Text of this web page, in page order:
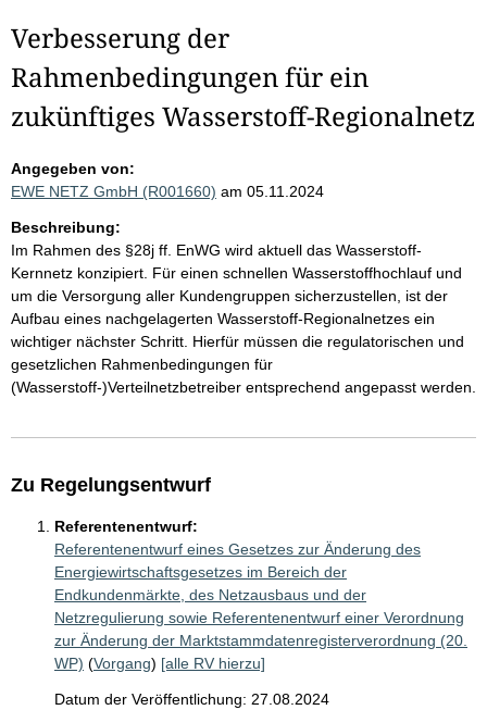
Verbesserung der
Rahmenbedingungen für ein
zukünftiges Wasserstoff-Regionalnetz
Angegeben von:
EWE NETZ GmbH (R001660) am 05.11.2024
Beschreibung:
Im Rahmen des §28j ff. EnWG wird aktuell das Wasserstoff-
Kernnetz konzipiert. Für einen schnellen Wasserstoffhochlauf und
um die Versorgung aller Kundengruppen sicherzustellen, ist der
Aufbau eines nachgelagerten Wasserstoff-Regionalnetzes ein
wichtiger nächster Schritt. Hierfür müssen die regulatorischen und
gesetzlichen Rahmenbedingungen für
(Wasserstoff-)Verteilnetzbetreiber entsprechend angepasst werden.
Zu Regelungsentwurf
Referentenentwurf:
Referentenentwurf eines Gesetzes zur Änderung des
Energiewirtschaftsgesetzes im Bereich der
Endkundenmärkte, des Netzausbaus und der
Netzregulierung sowie Referentenentwurf einer Verordnung
zur Änderung der Marktstammdatenregisterverordnung (20.
WP) (Vorgang) [alle RV hierzu]
Datum der Veröffentlichung: 27.08.2024